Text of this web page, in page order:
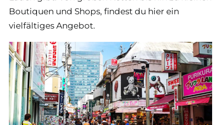
Boutiquen und Shops, findest du hier ein
vielfältiges Angebot.